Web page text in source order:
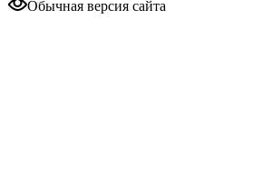
Обычная версия сайта